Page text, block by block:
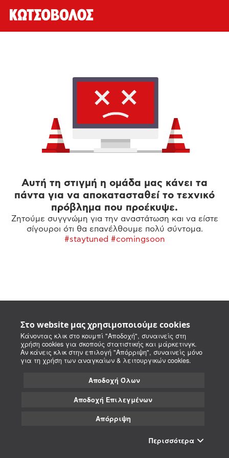
Στο website μας χρησιμοποιούμε cookies
Κάνοντας κλικ στο κουμπί "Αποδοχή", συναινείς στη
χρήση cookies για σκοπούς στατιστικής και μάρκετινγκ.
Αν κάνεις κλικ στην επιλογή "Απόρριψη", συναινείς μόνο
για τη χρήση των αναγκαίων & λειτουργικών cookies.
Αποδοχή Όλων
Αποδοχή Επιλεγμένων
Απόρριψη
Περισσότερα
Αυτή τη στιγμή η ομάδα μας κάνει τα
πάντα για να αποκατασταθεί το τεχνικό
πρόβλημα που προέκυψε.
Ζητούμε συγγνώμη για την αναστάτωση και να είστε
σίγουροι ότι θα επανέλθουμε πολύ σύντομα.
#staytuned #comingsoon